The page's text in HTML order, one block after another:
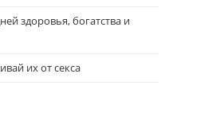
здоровья, богатства и
их от секса